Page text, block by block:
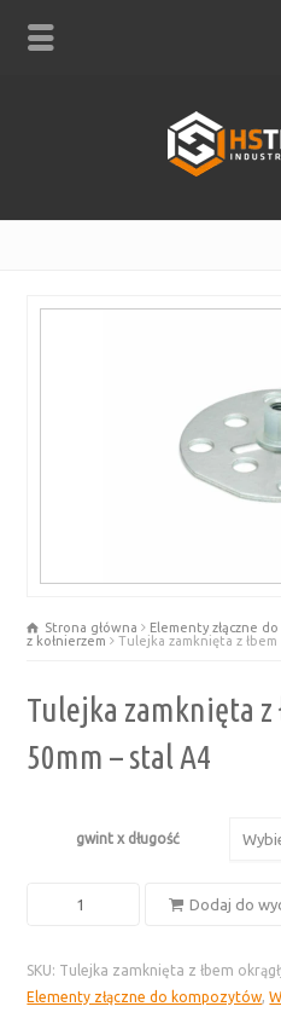
Strona główna Elementy złączne
z kołnierzem
Tulejka zamknięta z łbem
Tulejka zamknięta z
50mm – stal A4
gwint x długość
z
łbem
Dodaj do
SKU: Tulejka zamknięta z łbem
Elementy złączne do kompozytów,